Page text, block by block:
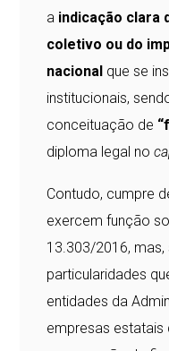
a indicação clara
coletivo ou do
nacional que se
institucionais,
conceituação de
diploma legal no
Contudo, cumpre
exercem função
13.303/2016, mas,
particularidades
entidades da
empresas